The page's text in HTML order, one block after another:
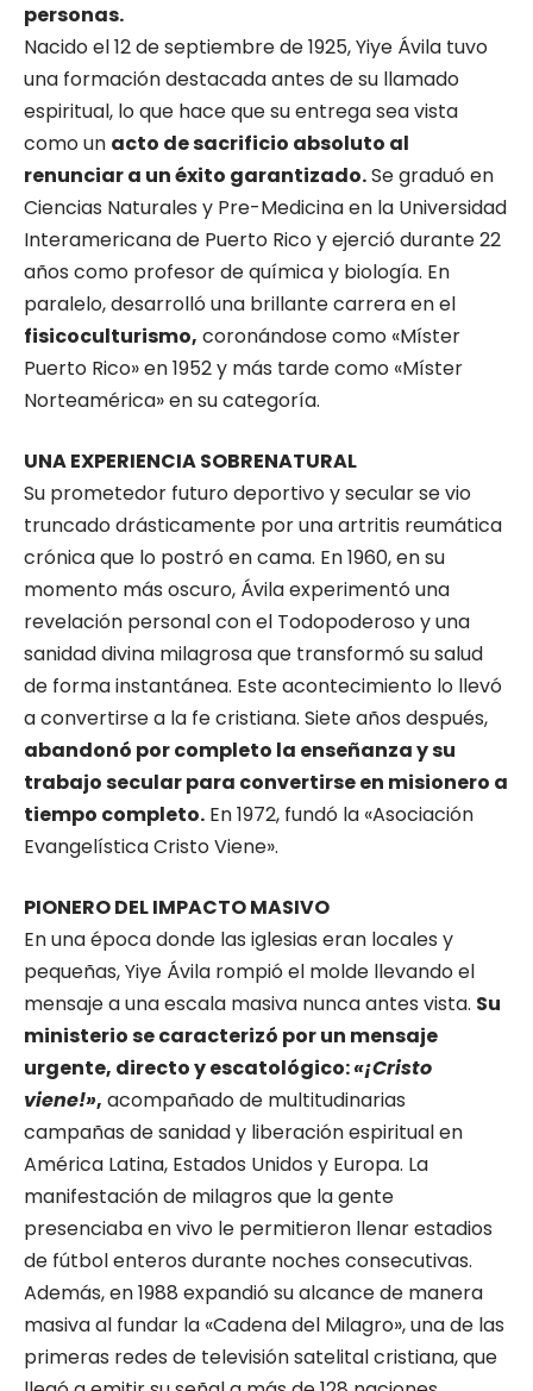
personas.
Nacido el 12 de septiembre de 1925, Yiye Ávila tuvo
una formación destacada antes de su llamado
espiritual, lo que hace que su entrega sea vista
como un acto de sacrificio absoluto al
renunciar a un éxito garantizado.Se graduó en
Ciencias Naturales y Pre-Medicina en la Universidad
Interamericana de Puerto Rico y ejerció durante 22
años como profesor de química y biología. En
paralelo, desarrolló una brillante carrera en el
fisicoculturismo, coronándose como «Míster
Puerto Rico» en 1952 y más tarde como «Míster
Norteamérica» en su categoría.
UNA EXPERIENCIA SOBRENATURAL
Su prometedor futuro deportivo y secular se vio
truncado drásticamente por una artritis reumática
crónica que lo postró en cama. En 1960, en su
momento más oscuro, Ávila experimentó una
revelación personal con el Todopoderoso y una
sanidad divina milagrosa que transformó su salud
de forma instantánea. Este acontecimiento lo llevó
a convertirse a la fe cristiana. Siete años después,
abandonó por completo la enseñanza y su
trabajo secular para convertirse en misionero a
tiempo completo. En 1972, fundó la «Asociación
Evangelística Cristo Viene».
PIONERO DEL IMPACTO MASIVO
En una época donde las iglesias eran locales y
pequeñas, Yiye Ávila rompió el molde llevando el
mensaje a una escala masiva nunca antes vista. Su
ministerio se caracterizó por un mensaje
urgente, directo y escatológico:«¡Cristo
viene!», acompañado de multitudinarias
campañas de sanidad y liberación espiritual en
América Latina, Estados Unidos y Europa. La
manifestación de milagros que la gente
presenciaba en vivo le permitieron llenar estadios
de fútbol enteros durante noches consecutivas.
Además, en 1988 expandió su alcance de manera
masiva al fundar la «Cadena del Milagro», una de las
primeras redes de televisión satelital cristiana, que